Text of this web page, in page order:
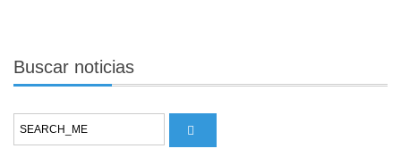
Buscar noticias